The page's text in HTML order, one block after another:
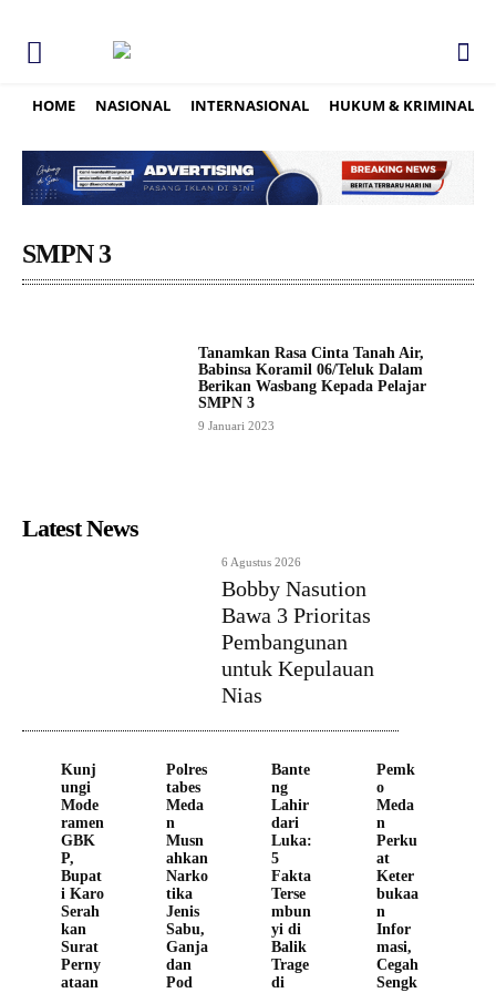
HOME NASIONAL INTERNASIONAL HUKUM & KRIMINAL
SMPN 3
Tanamkan Rasa Cinta Tanah Air,
Babinsa Koramil 06/Teluk Dalam
Berikan Wasbang Kepada Pelajar
SMPN 3
9 Januari 2023
Latest News
6 Agustus 2026
Bobby Nasution
Bawa 3 Prioritas
Pembangunan
untuk Kepulauan
Nias
Kunj
ungi
Mode
ramen
GBK
P,
Bupat
i Karo
Serah
kan
Surat
Perny
ataan
Polres
tabes
Meda
n
Musn
ahkan
Narko
tika
Jenis
Sabu,
Ganja
dan
Pod
Bante
ng
Lahir
dari
Luka:
5
Fakta
Terse
mbun
yi di
Balik
Trage
di
Pemk
o
Meda
n
Perku
at
Keter
bukaa
n
Infor
masi,
Cegah
Sengk